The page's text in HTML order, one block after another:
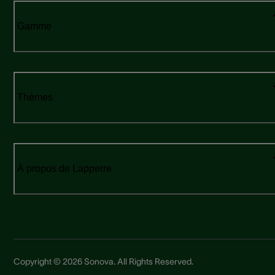
Gamme
Thèmes
À propos de Lapperre
Copyright © 2026 Sonova. All Rights Reserved.